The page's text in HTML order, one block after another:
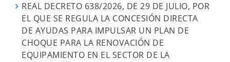
REAL DECRETO 638/2026, DE 29 DE JULIO, POR
EL QUE SE REGULA LA CONCESIÓN DIRECTA
DE AYUDAS PARA IMPULSAR UN PLAN DE
CHOQUE PARA LA RENOVACIÓN DE
EQUIPAMIENTO EN EL SECTOR DE LA